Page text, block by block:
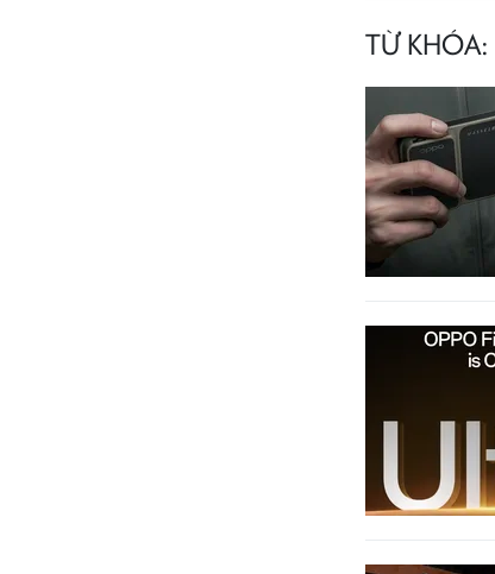
TỪ KHÓA: